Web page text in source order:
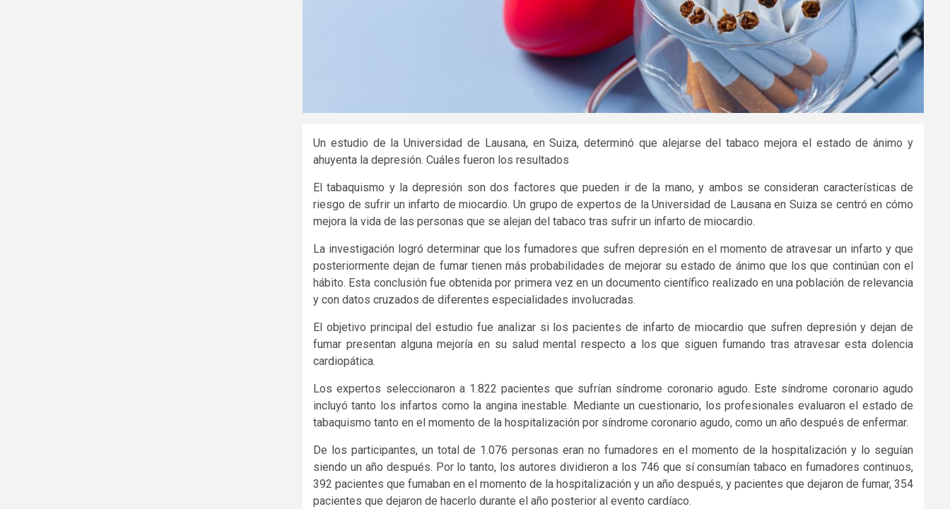
Un estudio de la Universidad de Lausana, en Suiza, determinó que alejarse del tabaco mejora el estado de ánimo y
ahuyenta la depresión. Cuáles fueron los resultados
El tabaquismo y la depresión son dos factores que pueden ir de la mano, y ambos se consideran características de
riesgo de sufrir un infarto de miocardio. Un grupo de expertos de la Universidad de Lausana en Suiza se centró en cómo
mejora la vida de las personas que se alejan del tabaco tras sufrir un infarto de miocardio.
La investigación logró determinar que los fumadores que sufren depresión en el momento de atravesar un infarto y que
posteriormente dejan de fumar tienen más probabilidades de mejorar su estado de ánimo que los que continúan con el
hábito. Esta conclusión fue obtenida por primera vez en un documento científico realizado en una población de relevancia
y con datos cruzados de diferentes especialidades involucradas.
El objetivo principal del estudio fue analizar si los pacientes de infarto de miocardio que sufren depresión y dejan de
fumar presentan alguna mejoría en su salud mental respecto a los que siguen fumando tras atravesar esta dolencia
cardiopática.
Los expertos seleccionaron a 1.822 pacientes que sufrían síndrome coronario agudo. Este síndrome coronario agudo
incluyó tanto los infartos como la angina inestable. Mediante un cuestionario, los profesionales evaluaron el estado de
tabaquismo tanto en el momento de la hospitalización por síndrome coronario agudo, como un año después de enfermar.
De los participantes, un total de 1.076 personas eran no fumadores en el momento de la hospitalización y lo seguían
siendo un año después. Por lo tanto, los autores dividieron a los 746 que sí consumían tabaco en fumadores continuos,
392 pacientes que fumaban en el momento de la hospitalización y un año después, y pacientes que dejaron de fumar, 354
pacientes que dejaron de hacerlo durante el año posterior al evento cardíaco.